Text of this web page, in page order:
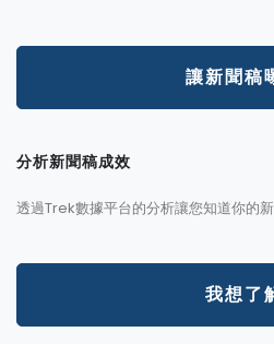
讓新聞稿
分析新聞稿成效
透過Trek數據平台的分析讓您知道你的
我想了